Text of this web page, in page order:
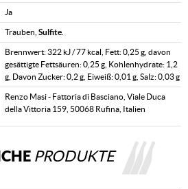
Ja
Trauben,Sulfite
Brennwert: 322 kJ / 77 kcal, Fett: 0,25 g, davon
gesättigte Fettsäuren: 0,25 g, Kohlenhydrate: 1,2
g, Davon Zucker: 0,2 g, Eiweiß: 0,01 g, Salz: 0,03 g
Renzo Masi - Fattoria di Basciano, Viale Duca
della Vittoria 159, 50068 Rufina, Italien
PRODUKTE